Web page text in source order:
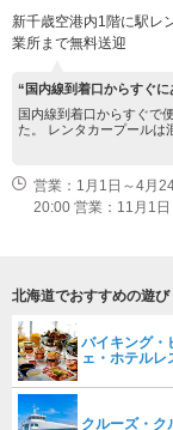
新千歳空港内1階に駅レ
業所まで無料送迎
“国内線到着口からすぐに
国内線到着口からすぐで
た。 レンタカープールは
営業：1月1日～4月
20:00 営業：11月1
北海道でおすすめの遊
バイキング・
ェ・ホテルレ
クルーズ・ク